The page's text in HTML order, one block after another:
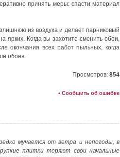
принять меры: спасти материал
из воздуха и делает парниковый
ярких. Когда вы захотите сменить обои,
окончания всех работ пыльных, когда
обоев.
Просмотров: 854
• Сообщить об ошибке
мучается от ветра и непогоды, в
плитки теряют свои начальные